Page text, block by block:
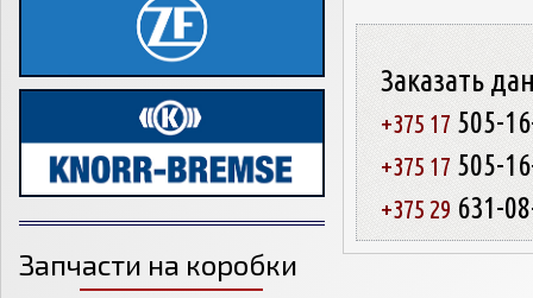
Запчасти на коробки
Заказать
+375 17 505-
+375 17 505-
+375 29 631-